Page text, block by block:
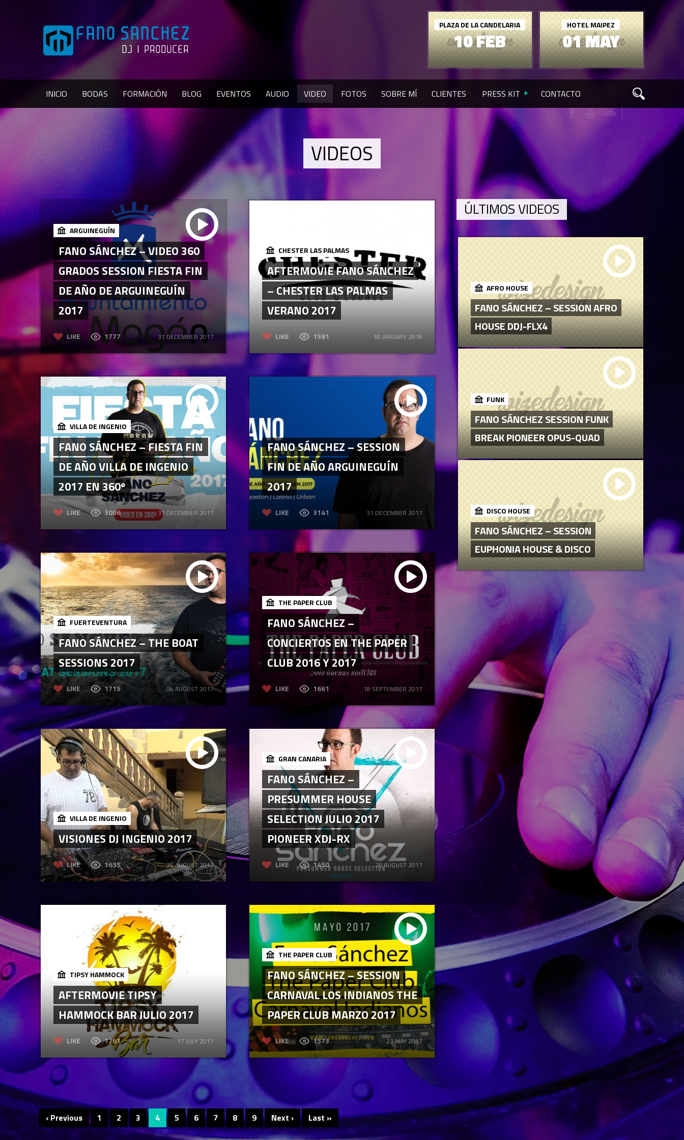
01 MAY
HOTEL MAIPEZ
10 FEB
PLAZA DE LA CANDELARIA
INICIO BODAS FORMACIÓN BLOG EVENTOS AUDIO VIDEO FOTOS SOBRE MÍ CLIENTES PRESS KIT CONTACTO
VIDEOS
ARGUINEGUÍN
FANO SÁNCHEZ – VIDEO 360
GRADOS SESSION FIESTA FIN
DE AÑO DE ARGUINEGUÍN
2017
LIKE 1777 31 DECEMBER 2017
CHESTER LAS PALMAS
AFTERMOVIE FANO SÁNCHEZ
– CHESTER LAS PALMAS
VERANO 2017
LIKE 1581 18 JANUARY 2018
VILLA DE INGENIO
FANO SÁNCHEZ – FIESTA FIN
DE AÑO VILLA DE INGENIO
2017 EN 360º
LIKE 3086 31 DECEMBER 2017
FANO SÁNCHEZ – SESSION
FIN DE AÑO ARGUINEGUÍN
2017
LIKE 3141 31 DECEMBER 2017
FUERTEVENTURA
FANO SÁNCHEZ – THE BOAT
SESSIONS 2017
LIKE 1715 04 AUGUST 2017
THE PAPER CLUB
FANO SÁNCHEZ –
CONCIERTOS EN THE PAPER
CLUB 2016 Y 2017
LIKE 1661 18 SEPTEMBER 2017
VILLA DE INGENIO
VISIONES DJ INGENIO 2017
LIKE 1635 25 AUGUST 2017
GRAN CANARIA
FANO SÁNCHEZ –
PRESUMMER HOUSE
SELECTION JULIO 2017
PIONEER XDJ-RX
LIKE 1450 28 AUGUST 2017
TIPSY HAMMOCK
AFTERMOVIE TIPSY
HAMMOCK BAR JULIO 2017
LIKE 1761 17 JULY 2017
THE PAPER CLUB
FANO SÁNCHEZ – SESSION
CARNAVAL LOS INDIANOS THE
PAPER CLUB MARZO 2017
LIKE 1573 23 MAY 2017
‹ Previous 1 2 3 4 5 6 7 8 9 Next › Last »
ÚLTIMOS VIDEOS
AFRO HOUSE
FANO SÁNCHEZ – SESSION AFRO
HOUSE DDJ-FLX4
FUNK
FANO SÁNCHEZ SESSION FUNK
BREAK PIONEER OPUS-QUAD
DISCO HOUSE
FANO SÁNCHEZ – SESSION
EUPHONIA HOUSE & DISCO